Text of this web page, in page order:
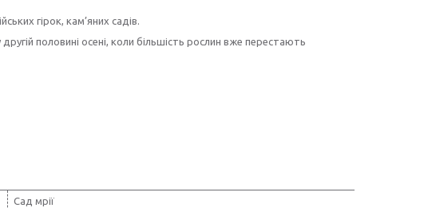
гірок, кам’яних садів.
половині осені, коли більшість рослин вже перестають
Сад мрії